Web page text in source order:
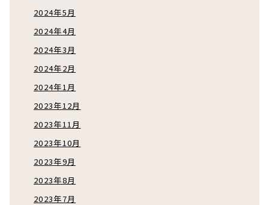
2024年5月
2024年4月
2024年3月
2024年2月
2024年1月
2023年12月
2023年11月
2023年10月
2023年9月
2023年8月
2023年7月